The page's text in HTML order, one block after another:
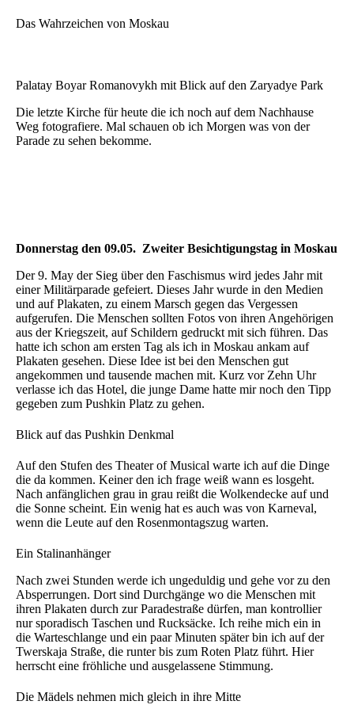
Das Wahrzeichen von Moskau
Palatay Boyar Romanovykh mit Blick auf den Zaryadye Park
Die letzte Kirche für heute die ich noch auf dem Nachhause
Weg fotografiere. Mal schauen ob ich Morgen was von der
Parade zu sehen bekomme.
Donnerstag den 09.05. Zweiter Besichtigungstag in Moskau
Der 9. May der Sieg über den Faschismus wird jedes Jahr mit
einer Militärparade gefeiert. Dieses Jahr wurde in den Medien
und auf Plakaten, zu einem Marsch gegen das Vergessen
aufgerufen. Die Menschen sollten Fotos von ihren Angehörigen
aus der Kriegszeit, auf Schildern gedruckt mit sich führen. Das
hatte ich schon am ersten Tag als ich in Moskau ankam auf
Plakaten gesehen. Diese Idee ist bei den Menschen gut
angekommen und tausende machen mit. Kurz vor Zehn Uhr
verlasse ich das Hotel, die junge Dame hatte mir noch den Tipp
gegeben zum Pushkin Platz zu gehen.
Blick auf das Pushkin Denkmal
Auf den Stufen des Theater of Musical warte ich auf die Dinge
die da kommen. Keiner den ich frage weiß wann es losgeht.
Nach anfänglichen grau in grau reißt die Wolkendecke auf und
die Sonne scheint. Ein wenig hat es auch was von Karneval,
wenn die Leute auf den Rosenmontagszug warten.
Ein Stalinanhänger
Nach zwei Stunden werde ich ungeduldig und gehe vor zu den
Absperrungen. Dort sind Durchgänge wo die Menschen mit
ihren Plakaten durch zur Paradestraße dürfen, man kontrollier
nur sporadisch Taschen und Rucksäcke. Ich reihe mich ein in
die Warteschlange und ein paar Minuten später bin ich auf der
Twerskaja Straße, die runter bis zum Roten Platz führt. Hier
herrscht eine fröhliche und ausgelassene Stimmung.
Die Mädels nehmen mich gleich in ihre Mitte